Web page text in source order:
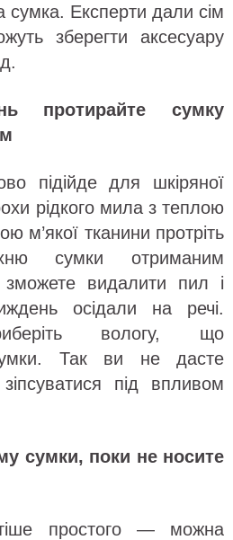
сумка. Експерти дали сім
зберегти аксесуару
протирайте сумку
підійде для шкіряної
рідкого мила з теплою
м’якої тканини протріть
сумки отриманим
видалити пил і
осідали на речі.
вологу, що
Так ви не дасте
під впливом
сумки, поки не носите
простого — можна